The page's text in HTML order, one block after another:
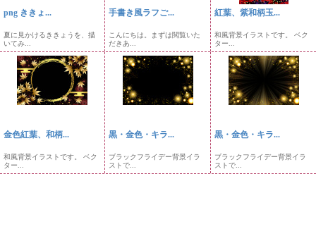
png ききょ...
夏に見かけるききょうを、描
いてみ...
手書き風ラフご...
こんにちは。まずは閲覧いた
だきあ...
紅葉、紫和柄玉...
和風背景イラストです。 ベク
ター...
金色紅葉、和柄...
和風背景イラストです。 ベク
ター...
黒・金色・キラ...
ブラックフライデー背景イラ
ストで...
黒・金色・キラ...
ブラックフライデー背景イラ
ストで...